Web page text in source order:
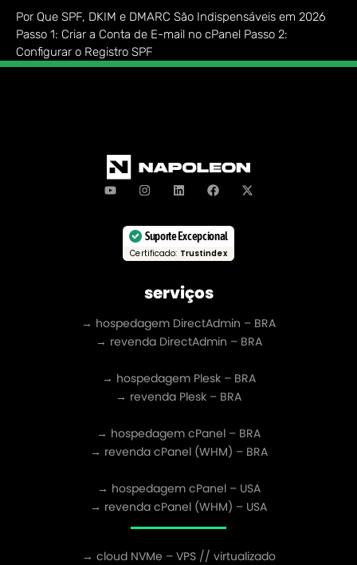
Por Que SPF, DKIM e DMARC São Indispensáveis em 2026
Passo 1: Criar a Conta de E-mail no cPanel Passo 2:
Configurar o Registro SPF
Suporte Excepcional
Certificado: Trustindex
serviços
→ hospedagem DirectAdmin – BRA
→ revenda DirectAdmin – BRA
→ hospedagem Plesk – BRA
→ revenda Plesk – BRA
→ hospedagem cPanel – BRA
→ revenda cPanel (WHM) – BRA
→ hospedagem cPanel – USA
→ revenda cPanel (WHM) – USA
→ cloud NVMe – VPS // virtualizado